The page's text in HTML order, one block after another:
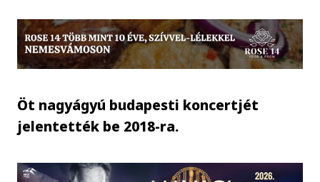
Öt nagyágyú budapesti koncertjét
jelentették be 2018-ra.